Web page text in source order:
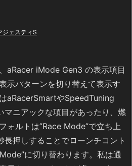
ジェスティS
aRacer iMode Gen3 の表示項目
示パターンを切り替えて表示す
aRacerSmartやSpeedTuning
マニアックな項目があったり、燃
ォルトは”Race Mode”で立ち上
長押しすることでローンチコント
に切り替わります。私は通